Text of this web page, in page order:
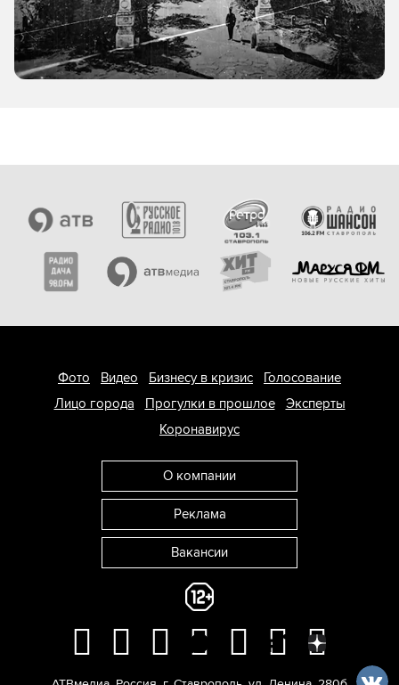
Фото Видео Бизнесу в кризис
Голосование
Лицо города
Прогулки в прошлое
Эксперты
Коронавирус
О компании
Реклама
Вакансии